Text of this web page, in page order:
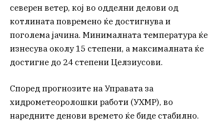
северен ветер, кој во одделни делови од
котлината повремено ќе достигнува и
поголема јачина. Минималната температура ќе
изнесува околу 15 степени, а максималната ќе
достигне до 24 степени Целзиусови.
Според прогнозите на Управата за
хидрометеоролошки работи (УХМР), во
наредните денови времето ќе биде стабилно.